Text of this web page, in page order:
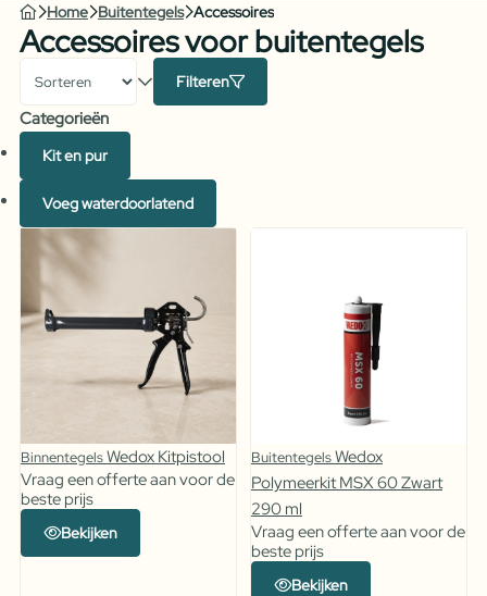
Home Buitentegels Accessoires
Accessoires voor buitentegels
Filteren
Categorieën
Kit en pur
Voeg waterdoorlatend
BinnentegelsWedox Kitpistool
Vraag een offerte aan voor de
beste prijs
Bekijken
BuitentegelsWedox
Polymeerkit MSX 60 Zwart
290 ml
Vraag een offerte aan voor de
beste prijs
Bekijken